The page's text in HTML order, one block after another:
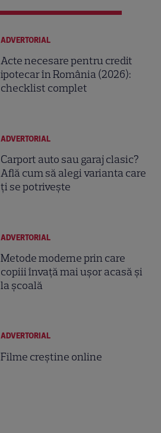
ADVERTORIAL
Acte necesare pentru credit
ipotecar în România (2026):
checklist complet
ADVERTORIAL
Carport auto sau garaj clasic?
Află cum să alegi varianta care
ți se potrivește
ADVERTORIAL
Metode moderne prin care
copiii învață mai ușor acasă și
la școală
ADVERTORIAL
Filme creștine online